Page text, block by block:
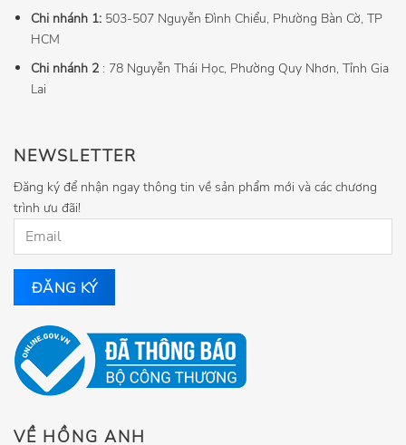
NEWSLETTER
Đăng ký để nhận ngay thông tin về sản phẩm mới và các chương
trình ưu đãi!
VỀ HỒNG ANH
Chi nhánh 1: 503-507 Nguyễn Đình Chiểu, Phường Bàn Cờ, TP
HCM
Chi nhánh 2: 78 Nguyễn Thái Học, Phường Quy Nhơn, Tỉnh Gia
Lai